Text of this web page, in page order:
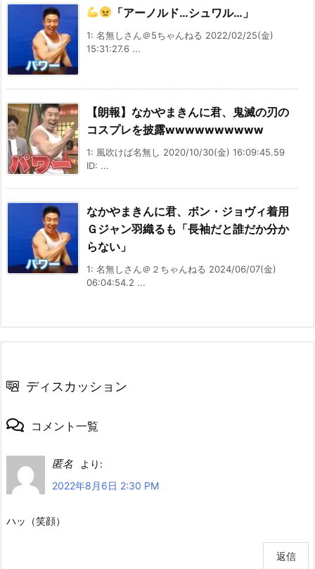
「アーノルド…シュワル…」
1: 名無しさん＠5ちゃんねる 2022/02/25(金)
15:31:27.6 ...
【朗報】なかやまきんに君、鬼滅の刃の
コスプレを披露wwwwwwwwww
1: 風吹けば名無し 2020/10/30(金) 16:09:45.59
ID: ...
なかやまきんに君、ボン・ジョヴィ着用
Ｇジャン羽織るも「長袖だと誰だか分か
らない」
1: 名無しさん＠２ちゃんねる 2024/06/07(金)
06:04:54.2 ...
ディスカッション
コメント一覧
匿名
より:
2022年8月6日 2:30 PM
ハッ（笑顔）
返信